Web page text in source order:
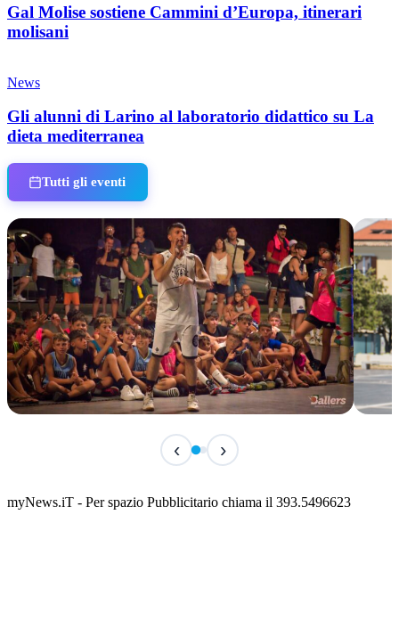
Gal Molise sostiene Cammini d’Europa, itinerari
molisani
News
Gli alunni di Larino al laboratorio didattico su La
dieta mediterranea
Tutti gli eventi
Classic Contest 3vs3 Memorial Michele
📅 6 Agosto 2026 · 09:00 · 📍 Lungomare C. Colombo
‹ ›
myNews.iT - Per spazio Pubblicitario chiama il 393.5496623